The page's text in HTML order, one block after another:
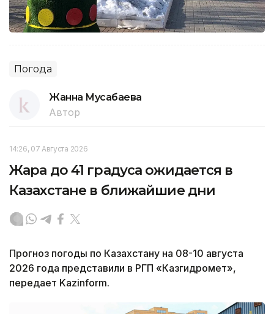
Погода
Жанна Мусабаева
Автор
14:26, 07 Августа 2026
Жара до 41 градуса ожидается в
Казахстане в ближайшие дни
Прогноз погоды по Казахстану на 08-10 августа
2026 года представили в РГП «Казгидромет»,
передает Kazinform.